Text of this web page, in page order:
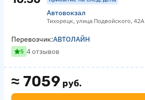
Автовокзал
Тихорецк, улица Подвойского, 42А
≈ 7059 руб.
Перевозчик:АВТОЛАЙН
5 4 отзывов